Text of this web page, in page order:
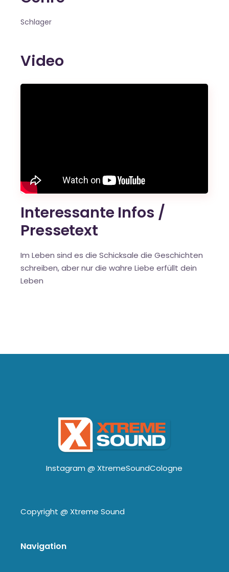
Schlager
Video
Interessante Infos /
Pressetext
Im Leben sind es die Schicksale die Geschichten
schreiben, aber nur die wahre Liebe erfüllt dein
Leben
Instagram @ XtremeSoundCologne
Copyright @ Xtreme Sound
Navigation